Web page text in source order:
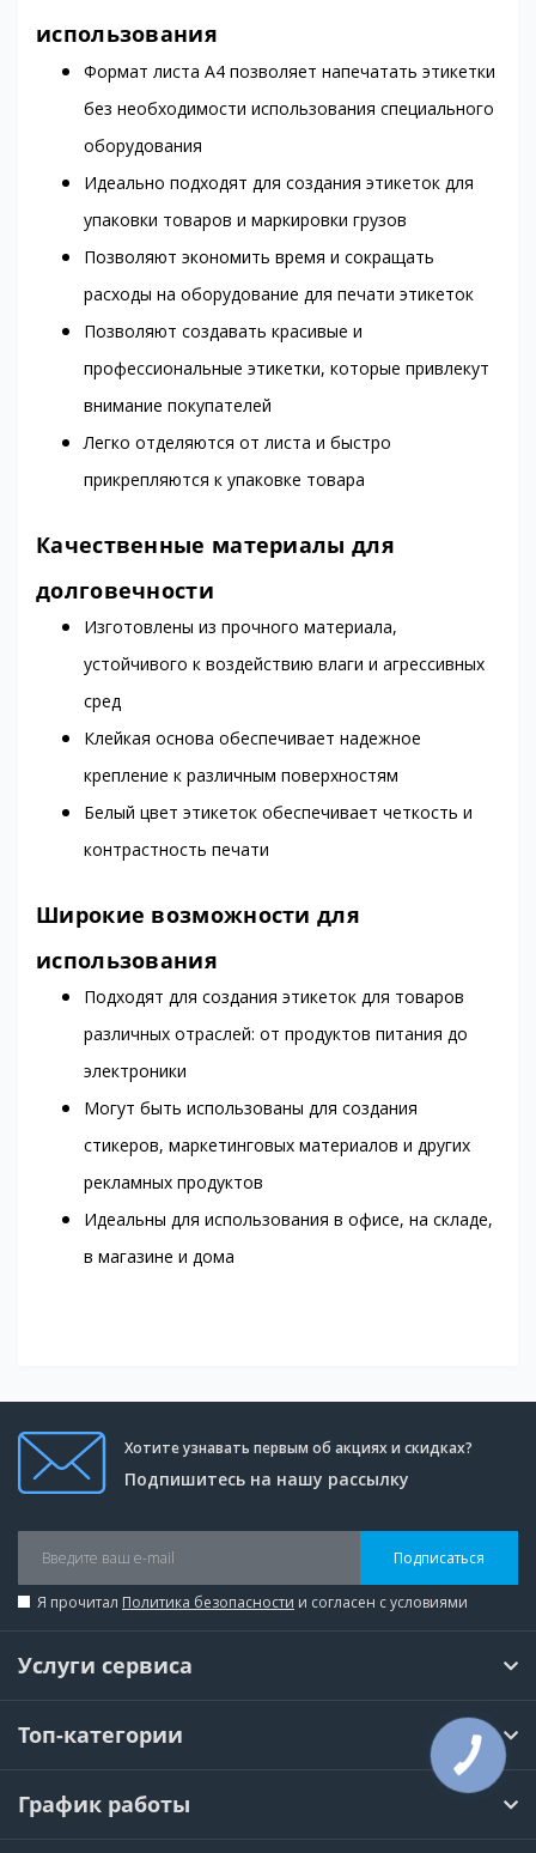
использования
Формат листа А4 позволяет напечатать этикетки
без необходимости использования специального
оборудования
Идеально подходят для создания этикеток для
упаковки товаров и маркировки грузов
Позволяют экономить время и сокращать
расходы на оборудование для печати этикеток
Позволяют создавать красивые и
профессиональные этикетки, которые привлекут
внимание покупателей
Легко отделяются от листа и быстро
прикрепляются к упаковке товара
Качественные материалы для
долговечности
Изготовлены из прочного материала,
устойчивого к воздействию влаги и агрессивных
сред
Клейкая основа обеспечивает надежное
крепление к различным поверхностям
Белый цвет этикеток обеспечивает четкость и
контрастность печати
Широкие возможности для
использования
Подходят для создания этикеток для товаров
различных отраслей: от продуктов питания до
электроники
Могут быть использованы для создания
стикеров, маркетинговых материалов и других
рекламных продуктов
Идеальны для использования в офисе, на складе,
в магазине и дома
Хотите узнавать первым об акциях и скидках?
Подпишитесь на нашу рассылку
Подписаться
Я прочитал Политика безопасности и согласен с условиями
Услуги сервиса
Топ-категории
График работы
КНОПКА
СВЯЗИ